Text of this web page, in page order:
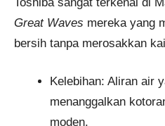
Great Waves mereka yang
bersih tanpa merosakkan
Kelebihan: Aliran air
menanggalkan
moden.